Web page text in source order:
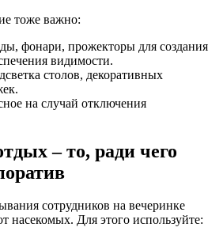
тоже важно:
фонари, прожекторы для создания
видимости.
столов, декоративных
на случай отключения
– то, ради чего
сотрудников на вечеринке
насекомых. Для этого используйте: